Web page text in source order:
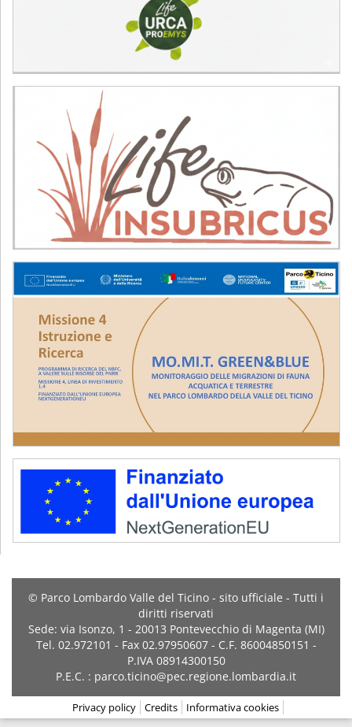
© Parco Lombardo Valle del Ticino - sito ufficiale - Tutti i
diritti riservati
Sede: via Isonzo, 1 - 20013 Pontevecchio di Magenta (MI)
Tel. 02.972101 - Fax 02.97950607 - C.F. 86004850151 -
P.IVA 08914300150
P.E.C. : parco.ticino@pec.regione.lombardia.it
Privacy policy Credits Informativa cookies